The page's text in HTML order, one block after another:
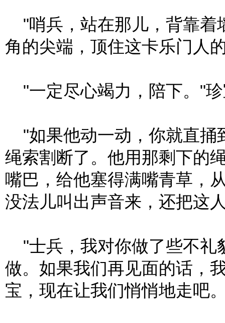
"哨兵，站在那儿，背靠着
角的尖端，顶住这卡乐门人
"一定尽心竭力，陪下。"
"如果他动一动，你就直捅
绳索割断了。他用那剩下的
嘴巴，给他塞得满嘴青草，
没法儿叫出声音来，还把这
"士兵，我对你做了些不礼
做。如果我们再见面的话，
宝，现在让我们悄悄地走吧